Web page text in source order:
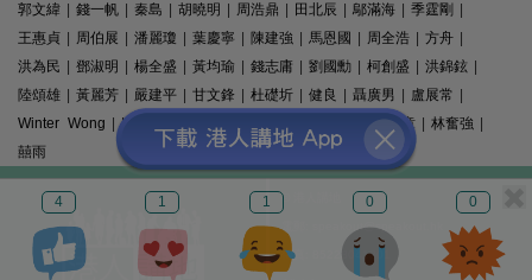
4 1 1 0 0
郭文緯
錢一帆 秦島 胡曉明 周浩鼎 田北辰 鄔滿海 季霆剛
王惠貞
周伯展 潘麗瓊 葉慶寧 陳建強 馬恩國 周全浩 方舟
洪為民
鄧淑明 楊全盛 黃均瑜 錢志庸 劉國勳 柯創盛 洪錦鉉
陸頌雄
黃麗芳 嚴建平 甘文鋒 杜礎圻 健良 聶廣男 盧展常
Winter Wong
K2 梁文新 羅崑 姚銘 精選文章 林奮強
囍雨
© 港人講地
電郵: speakout@speakout.hk
傳真: 85228041301